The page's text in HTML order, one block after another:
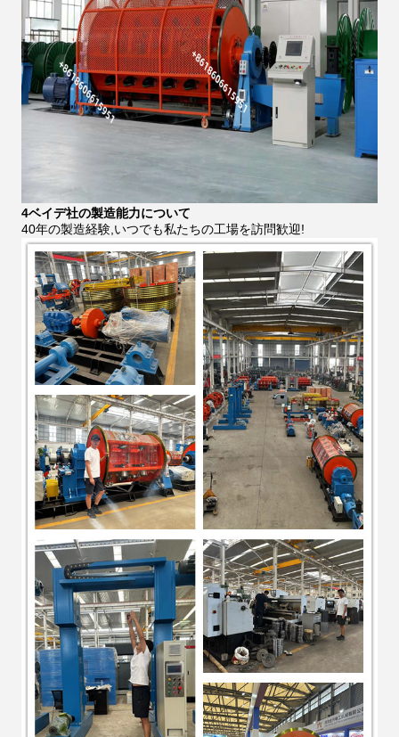
4ベイデ社の製造能力について
40年の製造経験,いつでも私たちの工場を訪問歓迎!